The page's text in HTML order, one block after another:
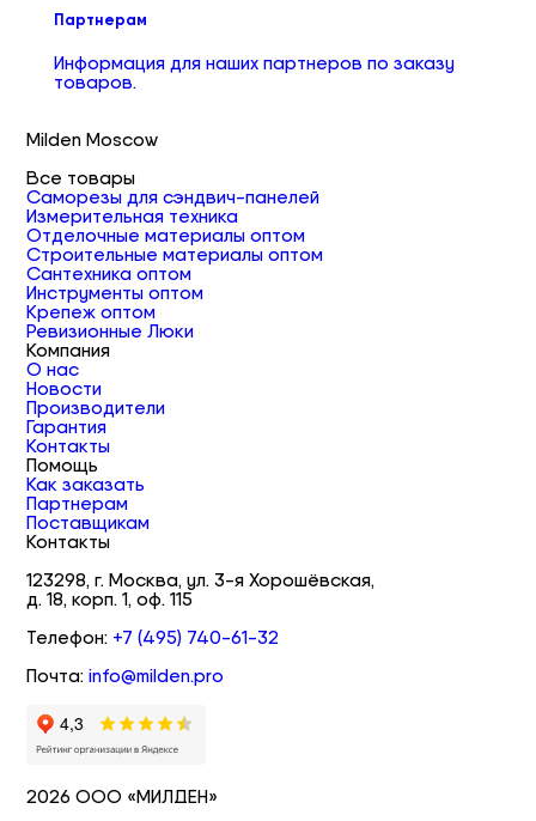
Партнерам
Информация для наших партнеров по заказу
товаров.
Milden Moscow
Все товары
Саморезы для сэндвич-панелей
Измерительная техника
Отделочные материалы оптом
Строительные материалы оптом
Сантехника оптом
Инструменты оптом
Крепеж оптом
Ревизионные Люки
Компания
О нас
Новости
Производители
Гарантия
Контакты
Помощь
Как заказать
Партнерам
Поставщикам
Контакты
123298, г. Москва, ул. 3-я Хорошёвская,
д. 18, корп. 1, оф. 115
Телефон: +7 (495) 740-61-32
Почта:info@milden.pro
2026 ООО «МИЛДЕН»